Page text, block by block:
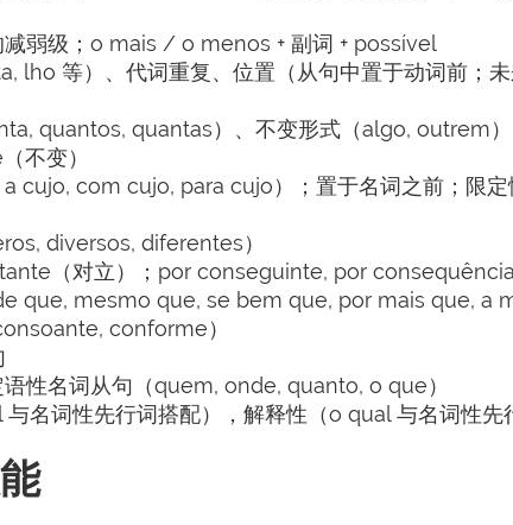
弱级；o mais / o menos + 副词 + possível
lho 等）、代词重复、位置（从句中置于动词前；
quantos, quantas）、不变形式（algo, outrem）
不变）
cujo, com cujo, para cujo）；置于名词之前；限定
diversos, diferentes）
（对立）；por conseguinte, por consequência
que, mesmo que, se bem que, por mais que, a
conforme）
性名词从句（quem, onde, quanto, o que）
名词性先行词搭配），解释性（o qual 与名词性先